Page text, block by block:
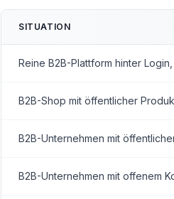
SITUATION
Reine B2B-Plattform hinter
B2B-Shop mit öffentlicher
B2B-Unternehmen mit
B2B-Unternehmen mit offenem